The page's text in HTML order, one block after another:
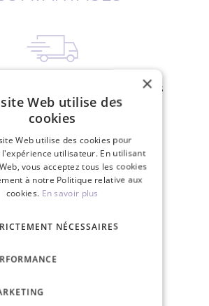
pour les commandes
de plus de 150€
en 24 heures les jours
×
site Web utilise des
cookies
Web utilise des cookies pour
utilisateur. En utilisant
vous acceptez tous les cookies
à notre Politique relative aux
cookies. En savoir plus
NÉCESSAIRES